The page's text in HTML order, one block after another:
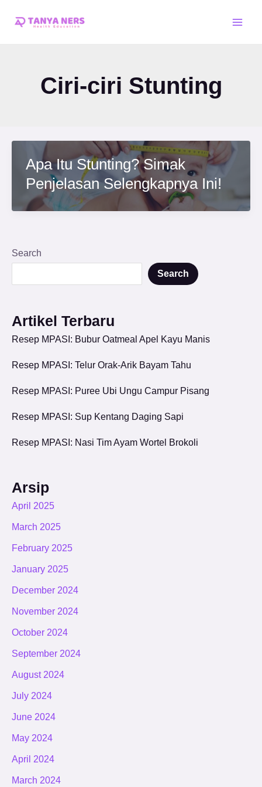
Ciri-ciri Stunting
Apa Itu Stunting? Simak
Penjelasan Selengkapnya Ini!
Search
Search
Artikel Terbaru
Resep MPASI: Bubur Oatmeal Apel Kayu Manis
Resep MPASI: Telur Orak-Arik Bayam Tahu
Resep MPASI: Puree Ubi Ungu Campur Pisang
Resep MPASI: Sup Kentang Daging Sapi
Resep MPASI: Nasi Tim Ayam Wortel Brokoli
Arsip
April 2025
March 2025
February 2025
January 2025
December 2024
November 2024
October 2024
September 2024
August 2024
July 2024
June 2024
May 2024
April 2024
March 2024